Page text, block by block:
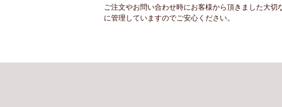
ご注文やお問い合わせ時にお客様から頂きました大切
に管理していますのでご安心ください。